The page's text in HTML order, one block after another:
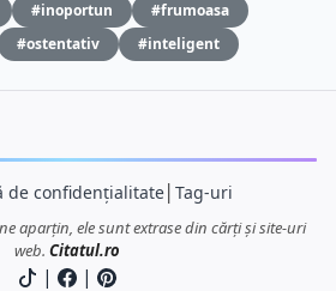
#inoportun
#frumoasa
#ostentativ #inteligent
de confidențialitate│ Tag-uri
aparțin, ele sunt extrase din cărți și site-uri
web. Citatul.ro
| |